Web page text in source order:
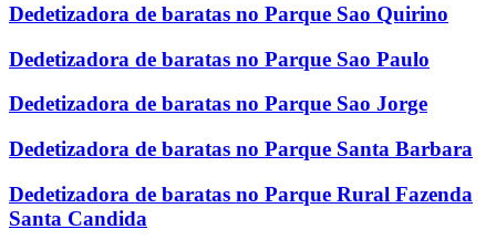
Dedetizadora de baratas no Parque Sao Quirino
Dedetizadora de baratas no Parque Sao Paulo
Dedetizadora de baratas no Parque Sao Jorge
Dedetizadora de baratas no Parque Santa Barbara
Dedetizadora de baratas no Parque Rural Fazenda
Santa Candida